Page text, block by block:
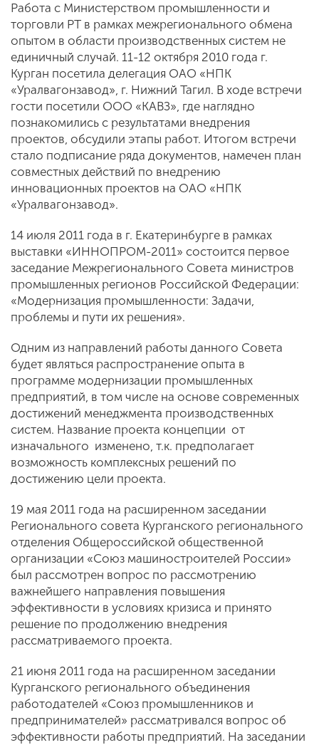
Работа с Министерством промышленности и
торговли РТ в рамках межрегионального обмена
опытом в области производственных систем не
единичный случай. 11-12 октября 2010 года г.
Курган посетила делегация ОАО «НПК
«Уралвагонзавод», г. Нижний Тагил. В ходе встречи
гости посетили ООО «КАВЗ», где наглядно
познакомились с результатами внедрения
проектов, обсудили этапы работ. Итогом встречи
стало подписание ряда документов, намечен план
совместных действий по внедрению
инновационных проектов на ОАО «НПК
«Уралвагонзавод».
14 июля 2011 года в г. Екатеринбурге в рамках
выставки «ИННОПРОМ-2011» состоится первое
заседание Межрегионального Совета министров
промышленных регионов Российской Федерации:
«Модернизация промышленности: Задачи,
проблемы и пути их решения».
Одним из направлений работы данного Совета
будет являться распространение опыта в
программе модернизации промышленных
предприятий, в том числе на основе современных
достижений менеджмента производственных
систем. Название проекта концепции от
изначального изменено, т.к. предполагает
возможность комплексных решений по
достижению цели проекта.
19 мая 2011 года на расширенном заседании
Регионального совета Курганского регионального
отделения Общероссийской общественной
организации «Союз машиностроителей России»
был рассмотрен вопрос по рассмотрению
важнейшего направления повышения
эффективности в условиях кризиса и принято
решение по продолжению внедрения
рассматриваемого проекта.
21 июня 2011 года на расширенном заседании
Курганского регионального объединения
работодателей «Союз промышленников и
предпринимателей» рассматривался вопрос об
эффективности работы предприятий. На заседании